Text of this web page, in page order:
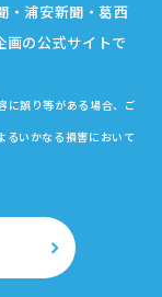
・浦安新聞・葛西
の公式サイトで
に誤り等がある場合、ご
るいかなる損害において